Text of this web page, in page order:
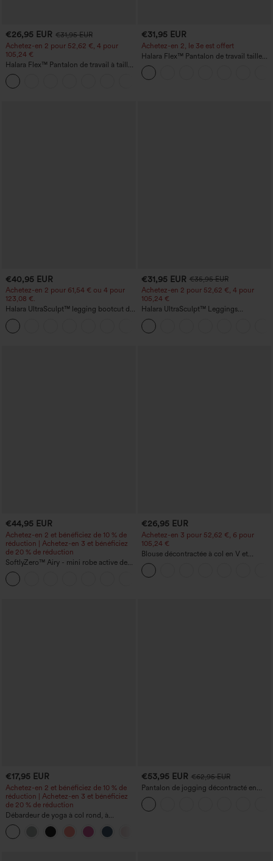
€26,95 EUR €31,95 EUR
Achetez-en 2 pour 52,62 €, 4 pour
105,24 €
Halara Flex™ Pantalon de travail à taille
haute, jambe large, avec poches, en
maille gaufrée
€31,95 EUR
Achetez-en 2, le 3e est offert
Halara Flex™ Pantalon de travail taille
haute avec poche latérale arrière et
légère coupe évasée
€40,95 EUR
Achetez-en 2 pour 61,54 € ou 4 pour
123,08 €.
Halara UltraSculpt™ legging bootcut de
yoga taille haute — fronces liftantes au
niveau des fesses, maintien du ventre,
poche, effet sculptant
€31,95 EUR €35,95 EUR
Achetez-en 2 pour 52,62 €, 4 pour
105,24 €
Halara UltraSculpt™ Leggings
d'entraînement sculptants taille haute,
effet ventre plat, avec poche
€44,95 EUR
Achetez-en 2 et bénéficiez de 10 % de
réduction | Achetez-en 3 et bénéficiez
de 20 % de réduction
SoftlyZero™ Airy - mini robe active de
danse 2-en-1 à effet "Cool Touch" avec
poches — Édition Easy Peezy —
Longueur allongée
€26,95 EUR
Achetez-en 3 pour 52,62 €, 6 pour
105,24 €
Blouse décontractée à col en V et
manches courtes bouffantes
€17,95 EUR
Achetez-en 2 et bénéficiez de 10 % de
réduction | Achetez-en 3 et bénéficiez
de 20 % de réduction
Débardeur de yoga à col rond, à
fronces, effet rafraîchissant - UPF50+
€53,95 EUR €62,95 EUR
Pantalon de jogging décontracté en
French terry à imprimé denim, taille mi-
haute, style jean, avec poches